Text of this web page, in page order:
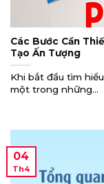
Các Bước Cần
Tạo Ấn Tượng
Khi bắt đầu tìm
một trong những...
04
Th4